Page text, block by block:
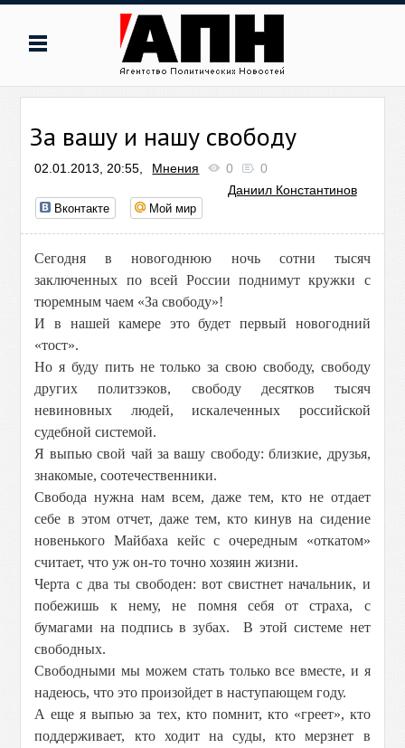
За вашу и нашу свободу
02.01.2013, 20:55, Мнения 0
0
Даниил Константинов
Вконтакте Мой мир
Сегодня в новогоднюю ночь сотни тысяч
заключенных по всей России поднимут кружки с
тюремным чаем «За свободу»!
И в нашей камере это будет первый новогодний
«тост».
Но я буду пить не только за свою свободу, свободу
других политзэков, свободу десятков тысяч
невиновных людей, искалеченных российской
судебной системой.
Я выпью свой чай за вашу свободу: близкие, друзья,
знакомые, соотечественники.
Свобода нужна нам всем, даже тем, кто не отдает
себе в этом отчет, даже тем, кто кинув на сидение
новенького Майбаха кейс с очередным «откатом»
считает, что уж он-то точно хозяин жизни.
Черта с два ты свободен: вот свистнет начальник, и
побежишь к нему, не помня себя от страха, с
бумагами на подпись в зубах. В этой системе нет
свободных.
Свободными мы можем стать только все вместе, и я
надеюсь, что это произойдет в наступающем году.
А еще я выпью за тех, кто помнит, кто «греет», кто
поддерживает, кто ходит на суды, кто мерзнет в